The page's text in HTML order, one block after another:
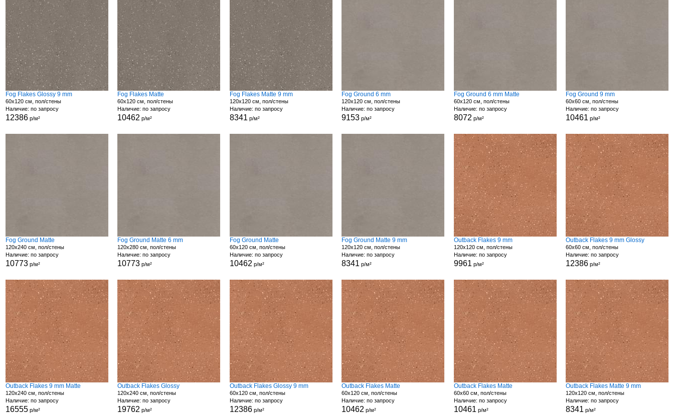
Fog Flakes Glossy 9 mm
60x120 см, пол/стены
Наличие: по запросу
12386р/м²
Fog Flakes Matte
60x120 см, пол/стены
Наличие: по запросу
10462 р/м²
Fog Flakes Matte 9 mm
120x120 см, пол/стены
Наличие: по запросу
8341 р/м²
Fog Ground 6 mm
120x120 см, пол/стены
Наличие: по запросу
9153 р/м²
Fog Ground 6 mm Matte
60x120 см, пол/стены
Наличие: по запросу
8072 р/м²
Fog Ground 9 mm
60x60 см, пол/стены
Наличие: по запросу
10461 р/м²
Fog Ground Matte
120x240 см, пол/стены
Наличие: по запросу
10773р/м²
Fog Ground Matte 6 mm
120x280 см, пол/стены
Наличие: по запросу
10773 р/м²
Fog Ground Matte
60x120 см, пол/стены
Наличие: по запросу
10462 р/м²
Fog Ground Matte 9 mm
120x120 см, пол/стены
Наличие: по запросу
8341 р/м²
Outback Flakes 9 mm
120x120 см, пол/стены
Наличие: по запросу
9961 р/м²
Outback Flakes 9 mm Glossy
60x60 см, пол/стены
Наличие: по запросу
12386 р/м²
Outback Flakes 9 mm Matte
120x240 см, пол/стены
Наличие: по запросу
16555р/м²
Outback Flakes Glossy
120x240 см, пол/стены
Наличие: по запросу
19762 р/м²
Outback Flakes Glossy 9 mm
60x120 см, пол/стены
Наличие: по запросу
12386р/м²
Outback Flakes Matte
60x120 см, пол/стены
Наличие: по запросу
10462 р/м²
Outback Flakes Matte
60x60 см, пол/стены
Наличие: по запросу
10461 р/м²
Outback Flakes Matte 9 mm
120x120 см, пол/стены
Наличие: по запросу
8341 р/м²